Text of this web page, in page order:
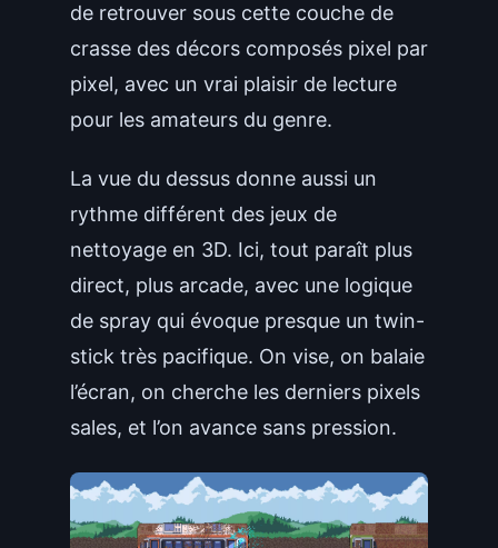
de retrouver sous cette couche de
crasse des décors composés pixel par
pixel, avec un vrai plaisir de lecture
pour les amateurs du genre.
La vue du dessus donne aussi un
rythme différent des jeux de
nettoyage en 3D. Ici, tout paraît plus
direct, plus arcade, avec une logique
de spray qui évoque presque un twin-
stick très pacifique. On vise, on balaie
l’écran, on cherche les derniers pixels
sales, et l’on avance sans pression.